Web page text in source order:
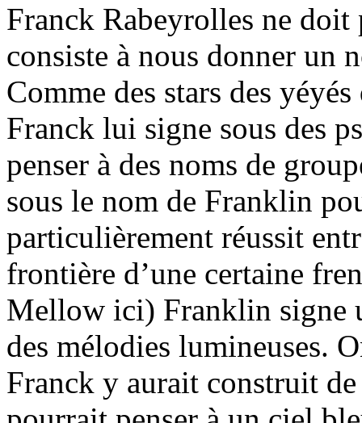
Franck Rabeyrolles ne
consiste à nous donner un
Comme des stars des
Franck lui signe sous des
penser à des noms de
sous le nom de Franklin
particulièrement réussit
frontière d’une certaine
Mellow ici) Franklin signe
des mélodies lumineuses.
Franck y aurait construit